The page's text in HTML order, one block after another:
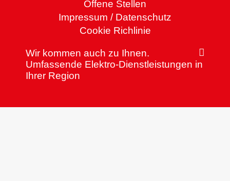
Offene Stellen
Impressum / Datenschutz
Cookie Richlinie
Wir kommen auch zu Ihnen.
Umfassende Elektro-Dienstleistungen in
Ihrer Region